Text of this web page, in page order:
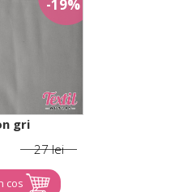
-19%
gri
27 lei
cos